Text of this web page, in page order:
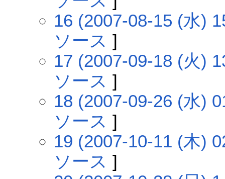
16 (2007-08-15 (水)
ソース ]
17 (2007-09-18 (火)
ソース ]
18 (2007-09-26 (水)
ソース ]
19 (2007-10-11 (木)
ソース ]